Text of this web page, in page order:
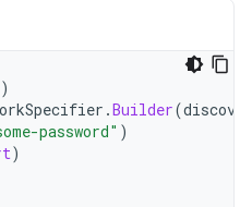
.Builder(
password" )
)